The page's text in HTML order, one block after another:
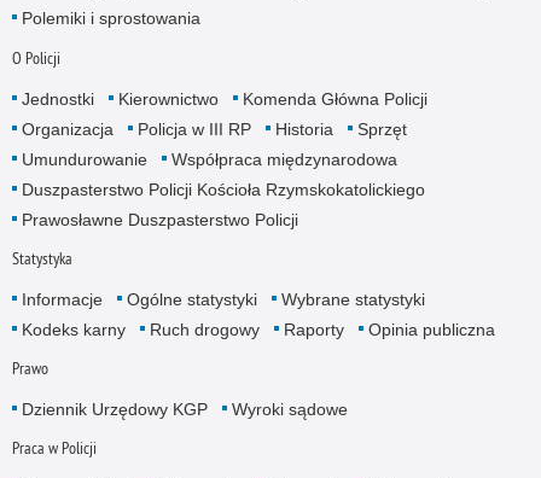
Polemiki i sprostowania
O Policji
Jednostki Kierownictwo
Komenda Główna Policji
Organizacja
Policja w III RP Historia
Sprzęt
Umundurowanie
Współpraca międzynarodowa
Duszpasterstwo Policji Kościoła Rzymskokatolickiego
Prawosławne Duszpasterstwo Policji
Statystyka
Informacje Ogólne statystyki
Wybrane statystyki
Kodeks karny
Ruch drogowy Raporty Opinia publiczna
Prawo
Dziennik Urzędowy KGP Wyroki sądowe
Praca w Policji